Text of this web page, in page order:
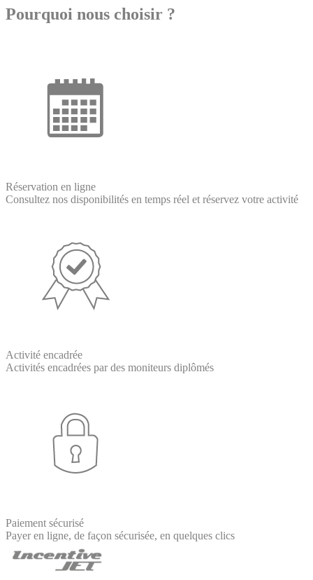
Pourquoi nous choisir ?
Réservation en ligne
Consultez nos disponibilités en temps réel et réservez votre activité
Activité encadrée
Activités encadrées par des moniteurs diplômés
Paiement sécurisé
Payer en ligne, de façon sécurisée, en quelques clics